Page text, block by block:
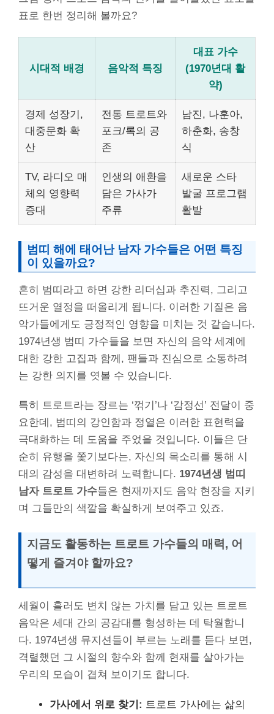
표로 한번 정리해 볼까요?
시대적 배경 음악적 특징
대표 가수
(1970년대 활
약)
경제 성장기,
대중문화 확
산
전통 트로트와
포크/록의 공
존
남진, 나훈아,
하춘화, 송창
식
TV, 라디오 매
체의 영향력
증대
인생의 애환을
담은 가사가
주류
새로운 스타
발굴 프로그램
활발
범띠 해에 태어난 남자 가수들은 어떤 특징
이 있을까요?
흔히 범띠라고 하면 강한 리더십과 추진력, 그리고
뜨거운 열정을 떠올리게 됩니다. 이러한 기질은 음
악가들에게도 긍정적인 영향을 미치는 것 같습니다.
1974년생 범띠 가수들을 보면 자신의 음악 세계에
대한 강한 고집과 함께, 팬들과 진심으로 소통하려
는 강한 의지를 엿볼 수 있습니다.
특히 트로트라는 장르는 ‘꺾기’나 ‘감정선’ 전달이 중
요한데, 범띠의 강인함과 정열은 이러한 표현력을
극대화하는 데 도움을 주었을 것입니다. 이들은 단
순히 유행을 쫓기보다는, 자신의 목소리를 통해 시
대의 감성을 대변하려 노력합니다. 1974년생 범띠
남자 트로트 가수들은 현재까지도 음악 현장을 지키
며 그들만의 색깔을 확실하게 보여주고 있죠.
지금도 활동하는 트로트 가수들의 매력, 어
떻게 즐겨야 할까요?
세월이 흘러도 변치 않는 가치를 담고 있는 트로트
음악은 세대 간의 공감대를 형성하는 데 탁월합니
다. 1974년생 뮤지션들이 부르는 노래를 듣다 보면,
격렬했던 그 시절의 향수와 함께 현재를 살아가는
우리의 모습이 겹쳐 보이기도 합니다.
가사에서 위로 찾기: 트로트 가사에는 삶의